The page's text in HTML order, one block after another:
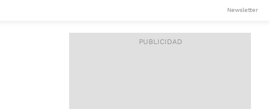
ACCESO FULL - $1.800/MES
Newsletter